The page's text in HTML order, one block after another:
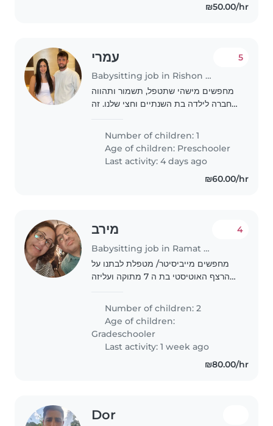
₪50.00/hr
עמרי
Babysitting job in Rishon LeZiyyon
5
מחפשים מישהי שתטפל, תשמור ותהווה
חברה לילדה בת השנתיים וחצי שלנו. זה
להשאיר בית מסודר ולהאכיל בבוקר
ובצהריים. נשמח להכיר ולספק הזדמנות
להכיר מקרוב.
Number of children: 1
Age of children: Preschooler
Last activity: 4 days ago
₪60.00/hr
מירב
Babysitting job in Ramat Gan
4
מחפשים מייביסיטר/ מטפלת לבתנו על
הרצף האוטיסטי בת ה 7 מתוקה ועליזה
ניסיון בעבודה עם ילדים על הרצף
האוטיסטי
Number of children: 2
Age of children:
Gradeschooler
Last activity: 1 week ago
₪80.00/hr
Dor